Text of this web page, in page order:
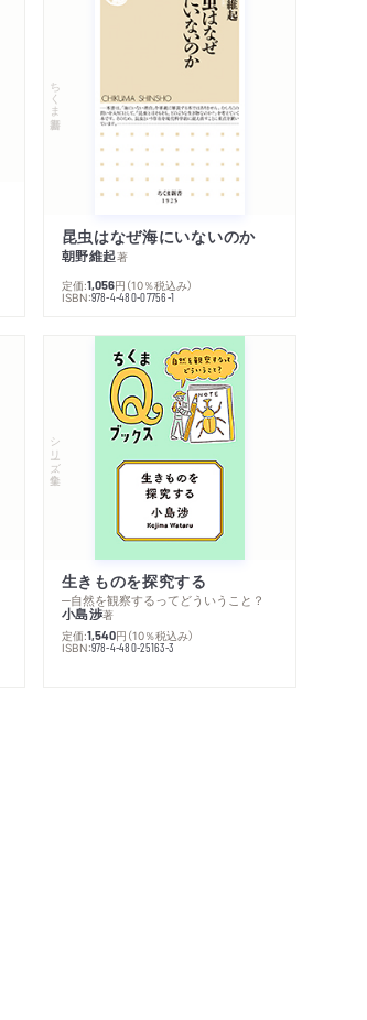
ちくま新書
昆虫はなぜ海にいないのか
朝野維起著
定価:1,056円 （10％税込み）
ISBN:978-4-480-07756-1
シリーズ・全集
生きものを探究する
─自然を観察するってどういうこと？
小島渉著
定価:1,540円 （10％税込み）
ISBN:978-4-480-25163-3